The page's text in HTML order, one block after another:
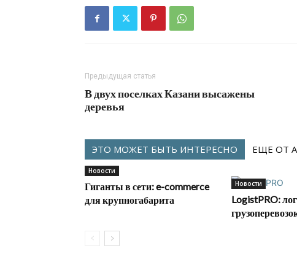
Предыдущая статья
В двух поселках Казани высажены
деревья
ЭТО МОЖЕТ БЫТЬ ИНТЕРЕСНО ЕЩЕ ОТ
Новости
Гиганты в сети: e-commerce
для крупногабарита
Новости
LogistPRO: